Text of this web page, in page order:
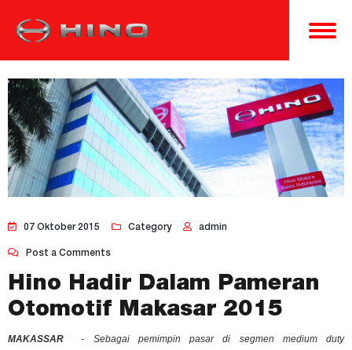
07 Oktober 2015 Category admin
Post a Comments
Hino Hadir Dalam Pameran
Otomotif Makasar 2015
MAKASSAR - Sebagai pemimpin pasar di segmen medium duty